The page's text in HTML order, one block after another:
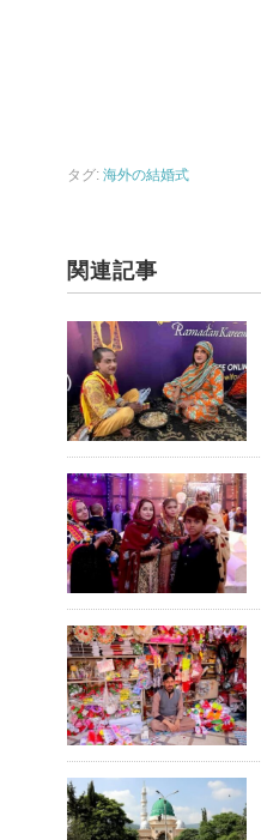
タグ: 海外の結婚式
関連記事